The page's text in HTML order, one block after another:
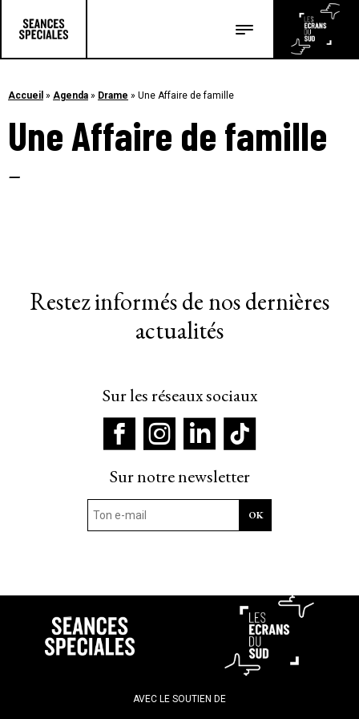
Les articles
Accueil » Agenda » Drame » Une Affaire de famille
Une Affaire de famille
–
Restez informés de nos dernières
actualités
Sur les réseaux sociaux
Sur notre newsletter
AVEC LE SOUTIEN DE